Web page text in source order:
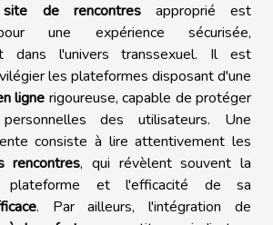
de rencontresapproprié est
une expérience sécurisée,
dans l'univers transsexuel. Il est
les plateformes disposant d'une
ligne rigoureuse, capable de protéger
des utilisateurs. Une
consiste à lire attentivement les
rencontres, qui révèlent souvent la
plateforme et l'efficacité de sa
. Par ailleurs, l'intégration de